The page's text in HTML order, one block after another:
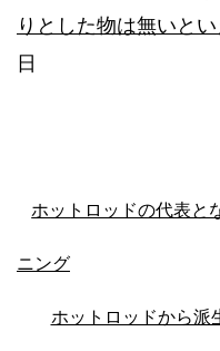
りとした物は無いと
日
ホットロッドの代表と
ニング
ホットロッドから派